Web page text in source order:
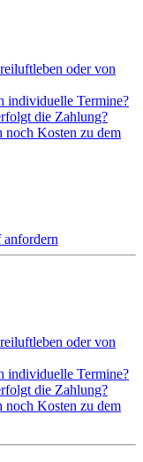
oder von
Termine?
die Zahlung?
Kosten zu dem
oder von
Termine?
die Zahlung?
Kosten zu dem